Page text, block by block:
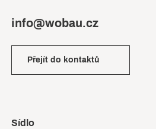
info@wobau.cz
Přejít do kontaktů
Sídlo